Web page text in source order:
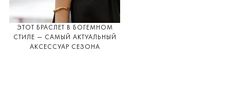
ЭТОТ БРАСЛЕТ В БОГЕМНОМ
СТИЛЕ — САМЫЙ АКТУАЛЬНЫЙ
АКСЕССУАР СЕЗОНА